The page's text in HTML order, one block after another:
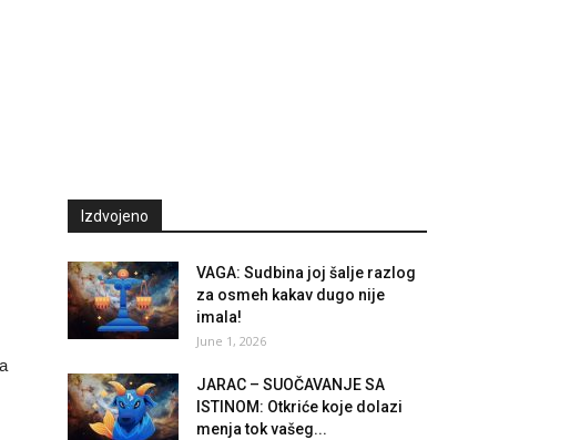
Izdvojeno
VAGA: Sudbina joj šalje razlog
za osmeh kakav dugo nije
imala!
June 1, 2026
JARAC – SUOČAVANJE SA
ISTINOM: Otkriće koje dolazi
menja tok vašeg...